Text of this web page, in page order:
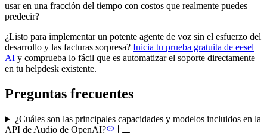
usar en una fracción del tiempo con costos que realmente puedes
predecir?
¿Listo para implementar un potente agente de voz sin el esfuerzo del
desarrollo y las facturas sorpresa? Inicia tu prueba gratuita de eesel
AI y comprueba lo fácil que es automatizar el soporte directamente
en tu helpdesk existente.
Preguntas frecuentes
¿Cuáles son las principales capacidades y modelos incluidos en la
API de Audio de OpenAI?